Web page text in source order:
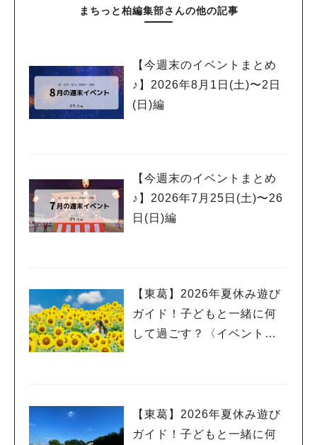
まちっと柏編集部さんの他の記事
【今週末のイベントまとめ
♪】2026年8月1日(土)〜2日
(日)編
【今週末のイベントまとめ
♪】2026年7月25日(土)〜26
日(日)編
【東葛】2026年夏休み遊び
ガイド！子どもと一緒に何
して過ごす？〈イベント
【東葛】2026年夏休み遊び
ガイド！子どもと一緒に何
人気のキーワード
#教えたい/こんなの見つけた